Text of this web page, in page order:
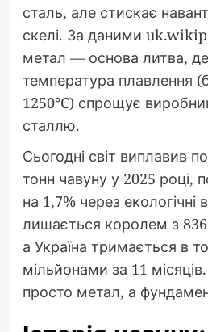
сталь, але стискає
скелі. За даними
метал — основа литва,
температура плавлення
1250°C) спрощує
сталлю.
Сьогодні світ виплавив
тонн чавуну у 2025 році,
на 1,7% через екологічні
лишається королем з
а Україна тримається в
мільйонами за 11
просто метал, а